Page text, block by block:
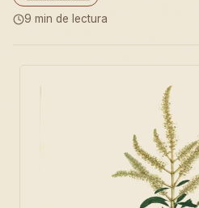
9 min de lectura